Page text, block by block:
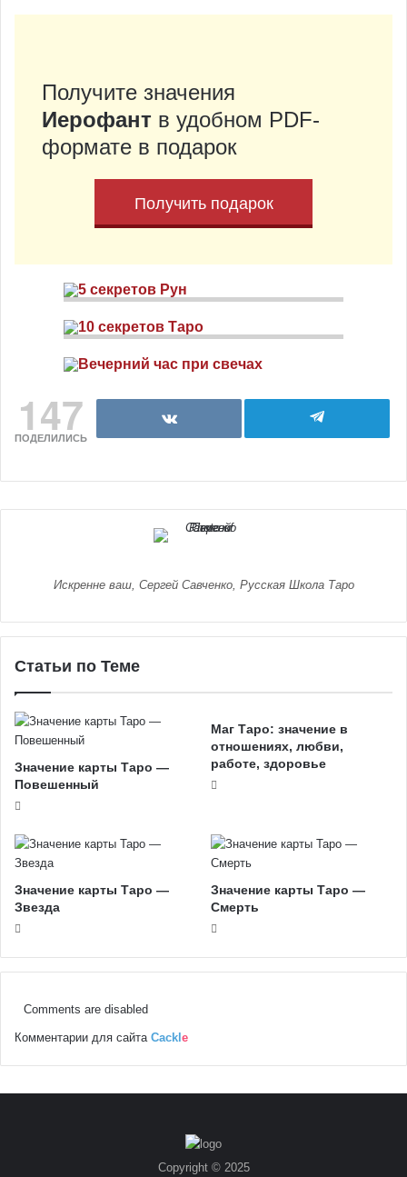
Получите значения
Иерофант в удобном PDF-
формате в подарок
Получить подарок
147
ПОДЕЛИЛИСЬ
Искренне ваш, Сергей Савченко, Русская Школа Таро
Статьи по Теме
Значение карты Таро —
Повешенный
Маг Таро: значение в
отношениях, любви,
работе, здоровье
Значение карты Таро —
Звезда
Значение карты Таро —
Смерть
Comments are disabled
Комментарии для сайта Cackl e
Copyright © 2025